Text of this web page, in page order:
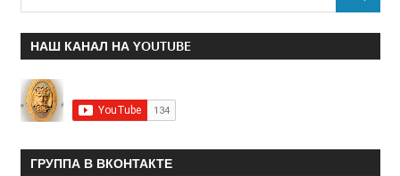
НАШ КАНАЛ НА YOUTUBE
ГРУППА В ВКОНТАКТЕ